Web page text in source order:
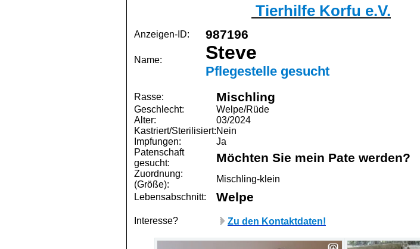
Tierhilfe Korfu e.V.
Anzeigen-ID:
987196
Name: Steve
Pflegestelle gesucht
Rasse: Mischling
Geschlecht:
Welpe/Rüde
Alter:
03/2024
Kastriert/Sterilisiert:Nein
Impfungen:
Ja
Patenschaft
gesucht:
Möchten Sie mein Pate werden?
Zuordnung:
(Größe):
Mischling-klein
Lebensabschnitt:
Welpe
Interesse? Zu den Kontaktdaten!